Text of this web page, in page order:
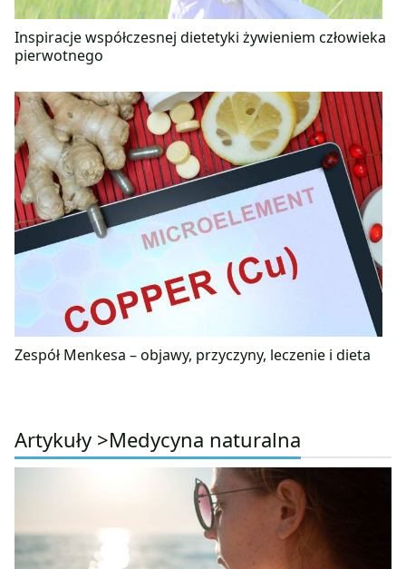
Inspiracje współczesnej dietetyki żywieniem człowieka
pierwotnego
Zespół Menkesa – objawy, przyczyny, leczenie i dieta
Artykuły >Medycyna naturalna